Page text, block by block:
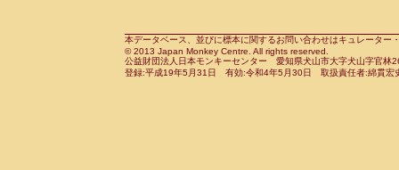
CercopithecidaePapio anubis(0)
CercopithecidaePapio cynocephalus
CercopithecidaePapio hamadryas(0)
CebidaeSaguinus leucopus(0)
CebidaeSaguinus midas(0)
Cebidae Saguinus mystax(0)
本データベース、並びに標本に関するお問い合わせはキュレータ
© 2013 Japan Monkey Centre. All rights reserved.
公益財団法人日本モンキーセンター 愛知県犬山市大字犬山字官
登録:平成19年5月31日 有効:令和4年5月30日 取扱責任者:綿貫宏